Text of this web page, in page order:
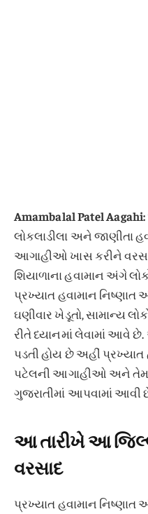
Amambalal Patel Aagahi:
લોકલાડીલા અને જાણીતા
આગાહીઓ ખાસ કરીને
શિયાળાના હવામાન અંગે
પ્રખ્યાત હવામાન
ઘણીવાર ખેડૂતો, સામાન્ય
રીતે ધ્યાનમાં લેવામાં આવે
પડતી હોય છે અહીં પ્રખ્યાત
પટેલની આગાહીઓ અને
ગુજરાતીમાં આપવામાં આવી
આ તારીખે આ
વરસાદ
પ્રખ્યાત હવામાન